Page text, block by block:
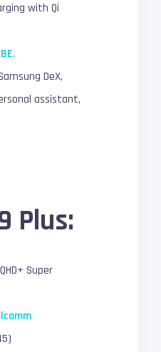
with Qi
DeX,
assistant,
Plus:
Super